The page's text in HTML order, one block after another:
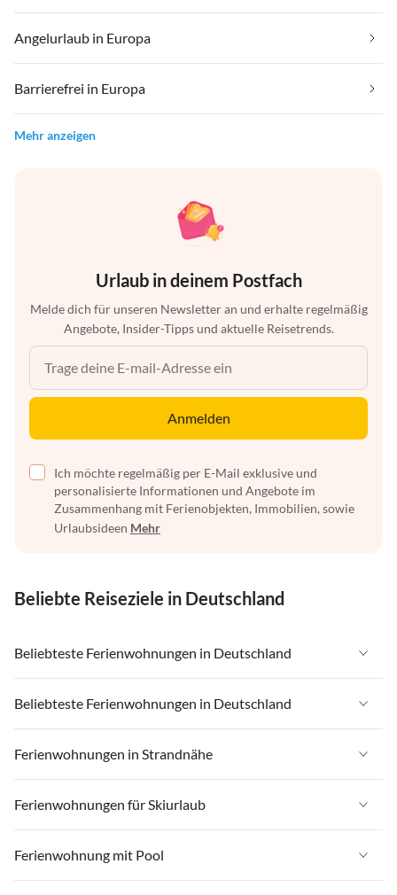
Angelurlaub in Europa
Barrierefrei in Europa
Mehr anzeigen
Urlaub in deinem Postfach
Melde dich für unseren Newsletter an und erhalte regelmäßig
Angebote, Insider-Tipps und aktuelle Reisetrends.
Anmelden
Ich möchte regelmäßig per E-Mail exklusive und
personalisierte Informationen und Angebote im
Zusammenhang mit Ferienobjekten, Immobilien, sowie
Urlaubsideen Mehr
Beliebte Reiseziele in Deutschland
Beliebteste Ferienwohnungen in Deutschland
Ferienwohnungen in Deutschland
Ferienwohnungen in Ostsee
Ferienwohnungen in Nordsee
Ferienwohnungen in Mecklenburg-Vorpommern
Ferienwohnungen in Niedersachsen
Beliebteste Ferienwohnungen in Deutschland
Ferienwohnungen in Deutschland
Ferienwohnungen in Ostsee
Ferienwohnungen in Nordsee
Ferienwohnungen in Mecklenburg-Vorpommern
Ferienwohnungen in Strandnähe
Ferienwohnungen in Strandnähe in Deutschland
Ferienwohnungen in Strandnähe in Ostsee
Ferienwohnungen in Strandnähe in Nordsee
Ferienwohnungen für Skiurlaub
Ferienwohnungen für Skiurlaub in Deutschland
Ferienwohnungen für Skiurlaub in Bayern
Ferienwohnung mit Pool